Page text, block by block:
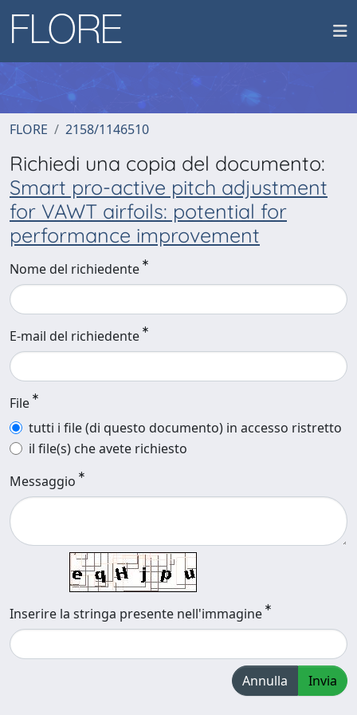
FLORE 2158/1146510
Richiedi una copia del documento:
Smart pro-active pitch adjustment
for VAWT airfoils: potential for
performance improvement
Nome del richiedente
E-mail del richiedente
File
tutti i file (di questo documento) in accesso ristretto
il file(s) che avete richiesto
Messaggio
Inserire la stringa presente nell'immagine
Annulla Invia